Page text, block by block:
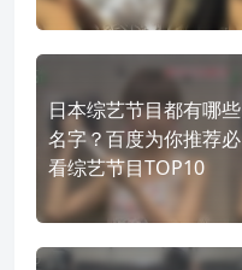
日本综艺节目都有哪些
名字？百度为你推荐必
看综艺节目TOP10